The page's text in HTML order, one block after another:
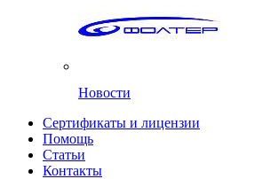
Новости
Сертификаты и лицензии
Помощь
Статьи
Контакты